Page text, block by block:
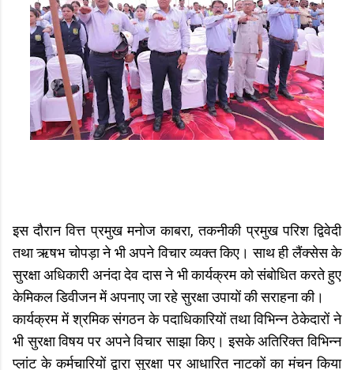
इस दौरान वित्त प्रमुख मनोज काबरा, तकनीकी प्रमुख परिश द्विवेदी
तथा ऋषभ चोपड़ा ने भी अपने विचार व्यक्त किए। साथ ही लैंक्सेस के
सुरक्षा अधिकारी अनंदा देव दास ने भी कार्यक्रम को संबोधित करते हुए
केमिकल डिवीजन में अपनाए जा रहे सुरक्षा उपायों की सराहना की।
कार्यक्रम में श्रमिक संगठन के पदाधिकारियों तथा विभिन्न ठेकेदारों ने
भी सुरक्षा विषय पर अपने विचार साझा किए। इसके अतिरिक्त विभिन्न
प्लांट के कर्मचारियों द्वारा सुरक्षा पर आधारित नाटकों का मंचन किया